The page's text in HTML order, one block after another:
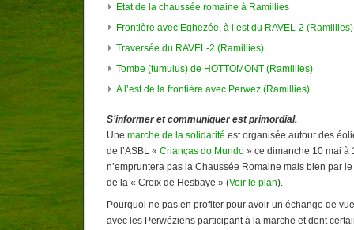
Etat de la chaussée romaine à Ramillies
Frontière avec Eghezée, à l’est du RAVEL-2 (Ramillies)
Traversée du RAVEL-2 (Ramillies)
Tombe (tumulus) de HOTTOMONT (Ramillies)
A l’est de la frontière avec Perwez (Ramillies)
S’informer et communiquer est primordial.
Une marche de la solidarité est organisée autour des
de l’ASBL « Crianças do Mundo » ce dimanche 10 mai à
n’empruntera pas la Chaussée Romaine mais bien par
de la « Croix de Hesbaye » (Voir le plan).
Pourquoi ne pas en profiter pour avoir un échange de
avec les Perwéziens participant à la marche et dont